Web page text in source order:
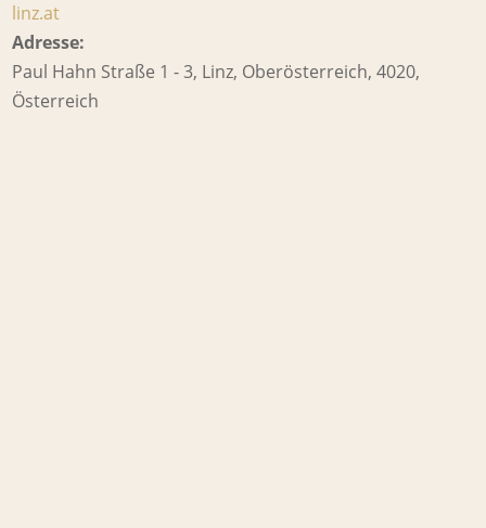
linz.at
Adresse:
Paul Hahn Straße 1 - 3, Linz, Oberösterreich,4020,
Österreich